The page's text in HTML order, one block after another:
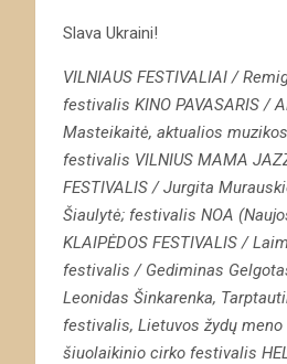
Slava Ukraini!
VILNIAUS FESTIVALIAI /
festivalis KINO PAVASARIS /
Masteikaitė, aktualios
festivalis VILNIUS MAMA
FESTIVALIS / Jurgita
Šiaulytė; festivalis NOA
KLAIPĖDOS FESTIVALIS /
festivalis / Gediminas
Leonidas Šinkarenka,
festivalis, Lietuvos žydų
šiuolaikinio cirko festivalis